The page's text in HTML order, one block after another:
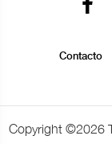
Contacto
Copyright ©2026